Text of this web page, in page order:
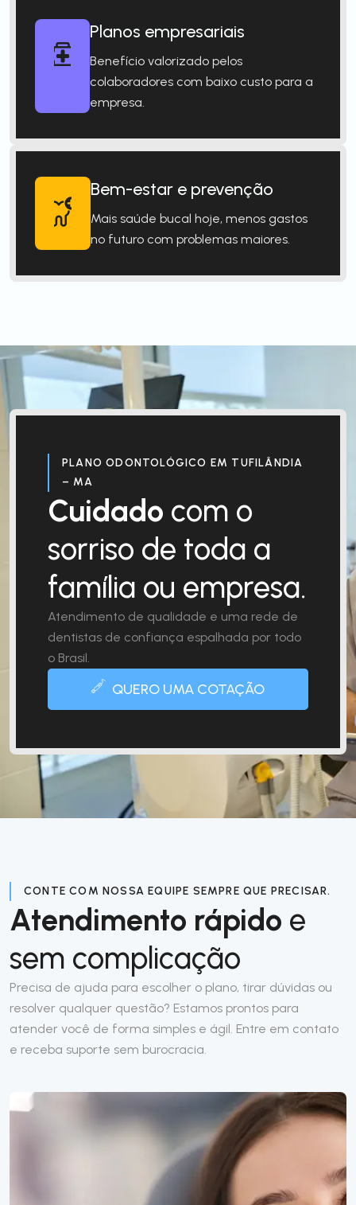
Planos empresariais
Benefício valorizado pelos
colaboradores com baixo custo para a
empresa.
Bem-estar e prevenção
Mais saúde bucal hoje, menos gastos
no futuro com problemas maiores.
PLANO ODONTOLÓGICO EM TUFILÂNDIA
– MA
Cuidado com o
sorriso de toda a
família ou empresa.
Atendimento de qualidade e uma rede de
dentistas de confiança espalhada por todo
o Brasil.
QUERO UMA COTAÇÃO
CONTE COM NOSSA EQUIPE SEMPRE QUE PRECISAR.
Atendimento rápido e
sem complicação
Precisa de ajuda para escolher o plano, tirar dúvidas ou
resolver qualquer questão? Estamos prontos para
atender você de forma simples e ágil. Entre em contato
e receba suporte sem burocracia.